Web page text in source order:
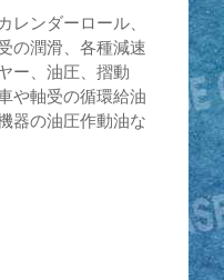
ンダーロール、
の潤滑、各種減速
ー、油圧、摺動
や軸受の循環給油
器の油圧作動油な